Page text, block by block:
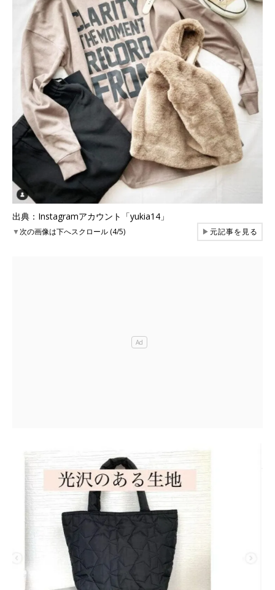
出典：Instagramアカウント「yukia14」
▼次の画像は下へスクロール (4/5) ▶元記事を見る